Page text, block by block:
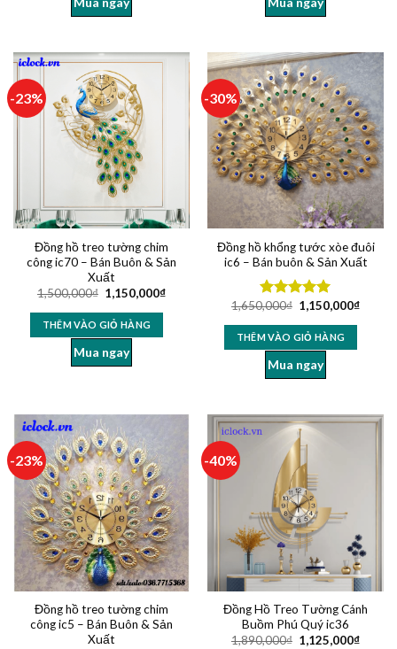
-23%
Đồng hồ treo tường chim
công ic70 – Bán Buôn & Sản
Xuất
1,500,000₫ 1,150,000₫
THÊM VÀO GIỎ HÀNG
Mua ngay
-30%
Đồng hồ khổng tước xòe đuôi
ic6 – Bán buôn & Sản Xuất
Được xếp
5 sao
1,650,000₫ 1,150,000₫
THÊM VÀO GIỎ HÀNG
Mua ngay
-23%
Đồng hồ treo tường chim
công ic5 – Bán Buôn & Sản
Xuất
-40%
Đồng Hồ Treo Tường Cánh
Buồm Phú Quý ic36
1,890,000₫ 1,125,000₫